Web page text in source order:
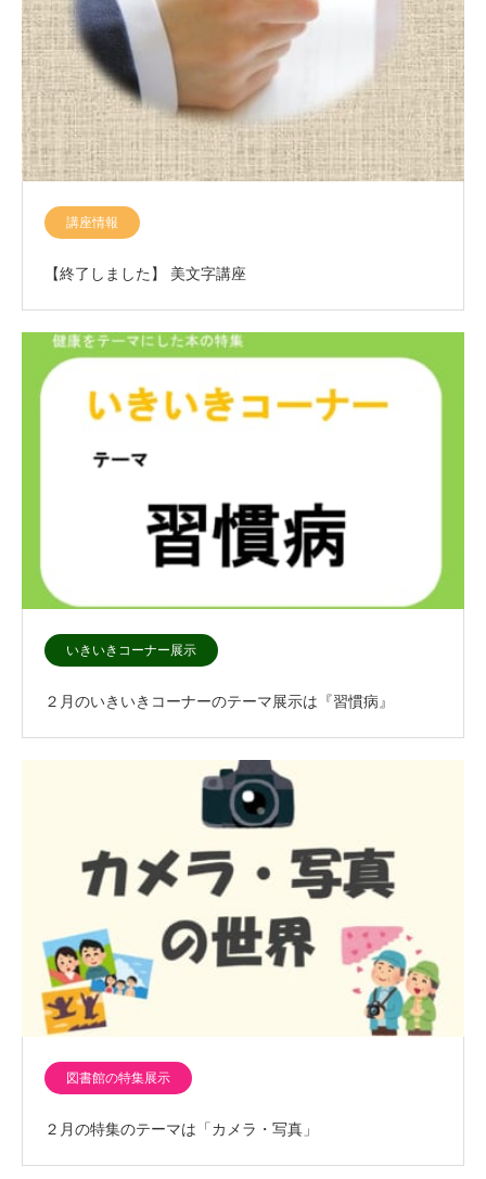
講座情報
【終了しました】 美文字講座
いきいきコーナー展示
２月のいきいきコーナーのテーマ展示は『習慣病』
図書館の特集展示
２月の特集のテーマは「カメラ・写真」